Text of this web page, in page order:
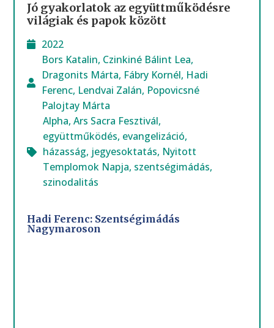
Jó gyakorlatok az együttműködésre
világiak és papok között
2022
Bors Katalin, Czinkiné Bálint Lea,
Dragonits Márta, Fábry Kornél, Hadi
Ferenc, Lendvai Zalán, Popovicsné
Palojtay Márta
Alpha,Ars Sacra Fesztivál,
együttműködés, evangelizáció,
házasság, jegyesoktatás, Nyitott
Templomok Napja, szentségimádás,
szinodalitás
Hadi Ferenc: Szentségimádás
Nagymaroson